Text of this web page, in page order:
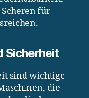
für
Sicherheit
sind wichtige
die